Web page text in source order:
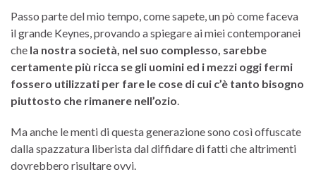
Passo parte del mio tempo, come sapete, un pò come faceva
il grande Keynes, provando a spiegare ai miei contemporanei
che la nostra società, nel suo complesso, sarebbe
certamente più ricca se gli uomini ed i mezzi oggi fermi
fossero utilizzati per fare le cose di cui c’è tanto bisogno
piuttosto che rimanere nell’ozio.
Ma anche le menti di questa generazione sono così offuscate
dalla spazzatura liberista dal diffidare di fatti che altrimenti
dovrebbero risultare ovvi.